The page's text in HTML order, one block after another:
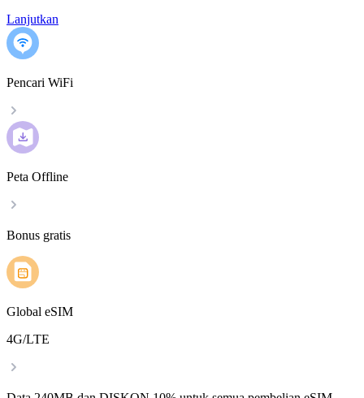
Lanjutkan
Pencari WiFi
Peta Offline
Bonus gratis
Global eSIM
4G/LTE